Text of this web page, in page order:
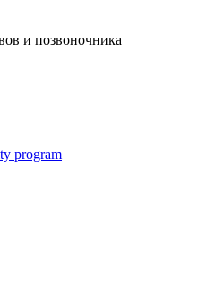
и позвоночника
program